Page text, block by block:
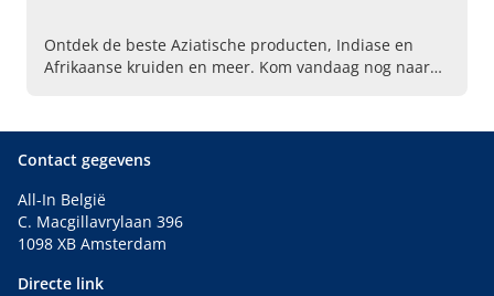
Ontdek de beste Aziatische producten, Indiase en
Afrikaanse kruiden en meer. Kom vandaag nog naar
Contact gegevens
All-In België
C. Macgillavrylaan 396
1098 XB Amsterdam
Directe link